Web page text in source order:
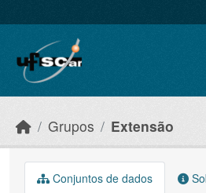
Grupos Extensão
Conjuntos de dados